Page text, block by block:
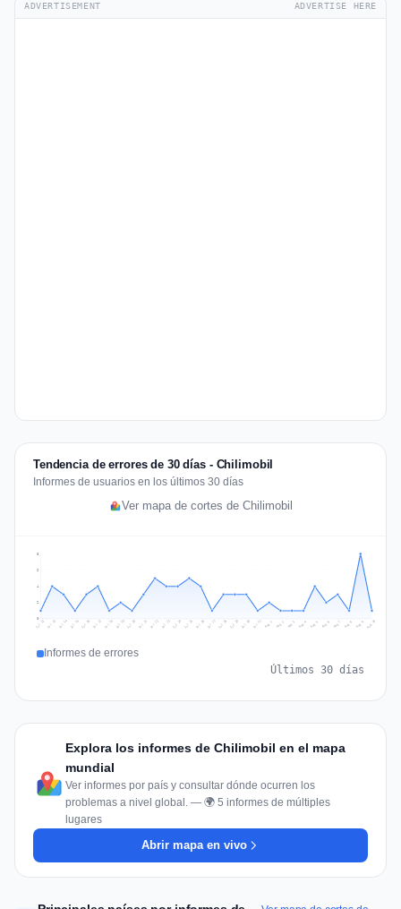
ADVERTISEMENT ADVERTISE HERE
Tendencia de errores de 30 días - Chilimobil
Informes de usuarios en los últimos 30 días
Ver mapa de cortes de Chilimobil
2
4
6
8
Jul 12 Jul 13 Jul 14 Jul 15 Jul 16 Jul 17 Jul 18 Jul 19 Jul 20 Jul 21 Jul 22 Jul 23 Jul 24 Jul 25 Jul 26 Jul 27 Jul 28 Jul 29 Jul 30 Jul 31 Aug 1 Aug 2 Aug 3 Aug 4 Aug 5 Aug 6 Aug 7 Aug 8 Aug 9 Aug 10
Informes de errores
Últimos 30 días
Explora los informes de Chilimobil en el mapa
mundial
Ver informes por país y consultar dónde ocurren los
problemas a nivel global. — 🌍 5 informes de múltiples
lugares
Abrir mapa en vivo